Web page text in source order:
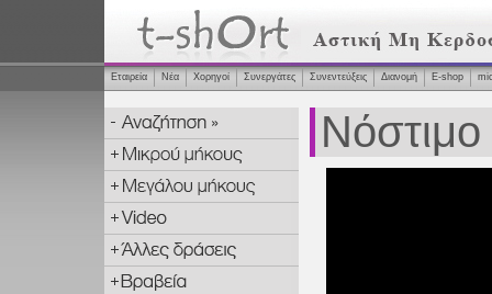
Εταιρεία Νέα Χορηγοί Συνεργάτες Συνεντεύξεις Διανομή Ε-shop
Νόστιμο